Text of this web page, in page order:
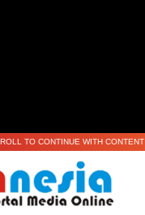
TO CONTINUE WITH CONTENT